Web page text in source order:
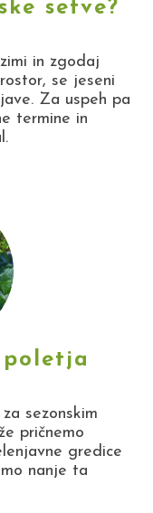
setve?
in zgodaj
se jeseni
Za uspeh pa
termine in
sezonskim
pričnemo
gredice
nanje ta